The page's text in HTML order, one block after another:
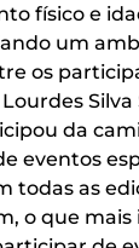
físico e
um
os
Silva
da
eventos
todas as
o que